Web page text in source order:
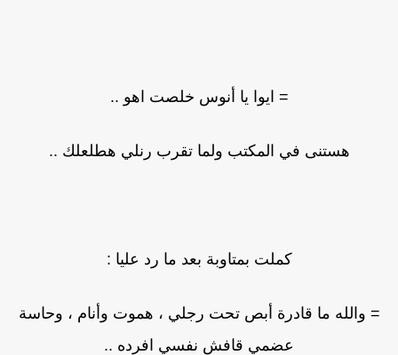
= ايوا يا أنوس خلصت اهو ..
هستنى في المكتب ولما تقرب رنلي هطلعلك ..
كملت بمتاوبة بعد ما رد عليا :
= والله ما قادرة أبص تحت رجلي ، هموت وأنام ، وحاسة
عضمي قافش نفسي افرده ..